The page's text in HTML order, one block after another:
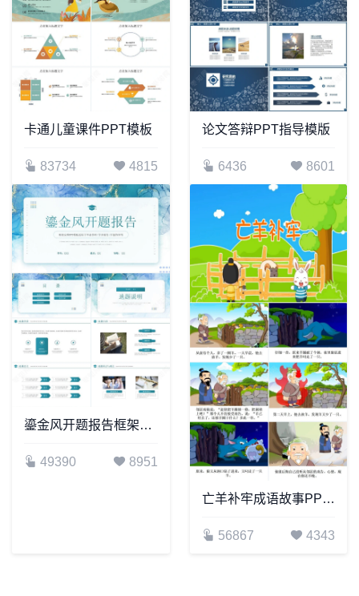
卡通儿童课件PPT模板
83734 4815
论文答辩PPT指导模版
6436 8601
鎏金风开题报告框架完整PPT模板适用于毕业答辩学术报告开题答辩
49390 8951
亡羊补牢成语故事PPT模板
56867 4343